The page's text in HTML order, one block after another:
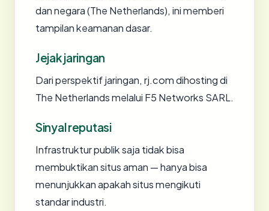
dan negara (The Netherlands), ini memberi
tampilan keamanan dasar.
Jejak jaringan
Dari perspektif jaringan, rj.com dihosting di
The Netherlands melalui F5 Networks SARL.
Sinyal reputasi
Infrastruktur publik saja tidak bisa
membuktikan situs aman — hanya bisa
menunjukkan apakah situs mengikuti
standar industri.